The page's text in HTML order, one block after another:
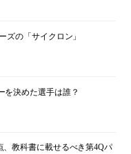
ズの「サイクロン」
を決めた選手は誰？
、教科書に載せるべき第4Qパ